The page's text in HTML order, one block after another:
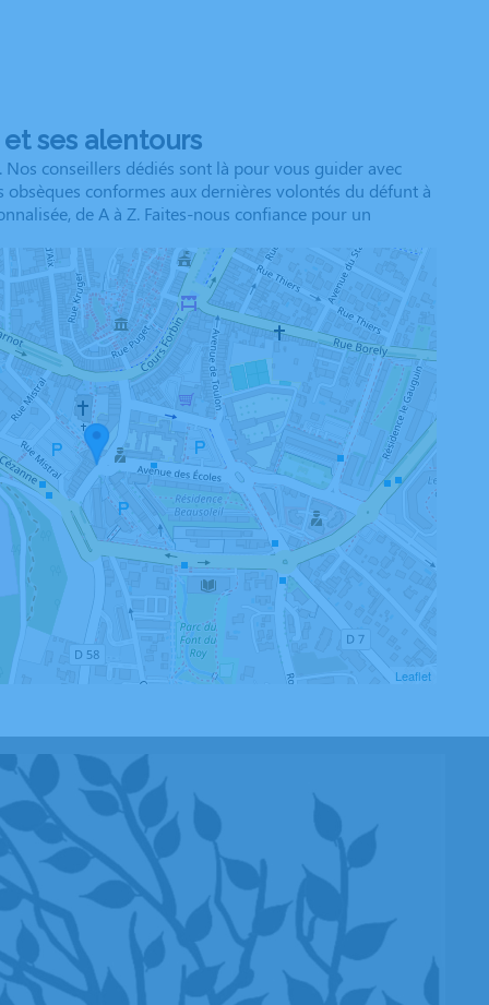
ses alentours
conseillers dédiés sont là pour vous guider avec
conformes aux dernières volontés du défunt à
de A à Z. Faites-nous confiance pour un
Leaflet